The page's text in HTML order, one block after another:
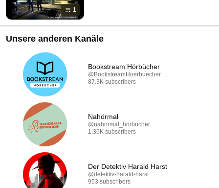
1
Unsere anderen Kanäle
Bookstream Hörbücher
@BookstreamHoerbuecher
87.3K subscribers
Nahörmal
@nahörmal_hörbücher
1.36K subscribers
Der Detektiv Harald Harst
@detektiv-harald-harst
953 subscribers